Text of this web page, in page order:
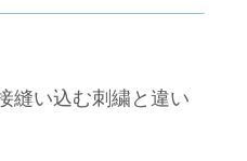
縫い込む刺繍と違い